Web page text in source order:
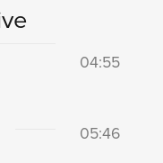
04:55
05:46